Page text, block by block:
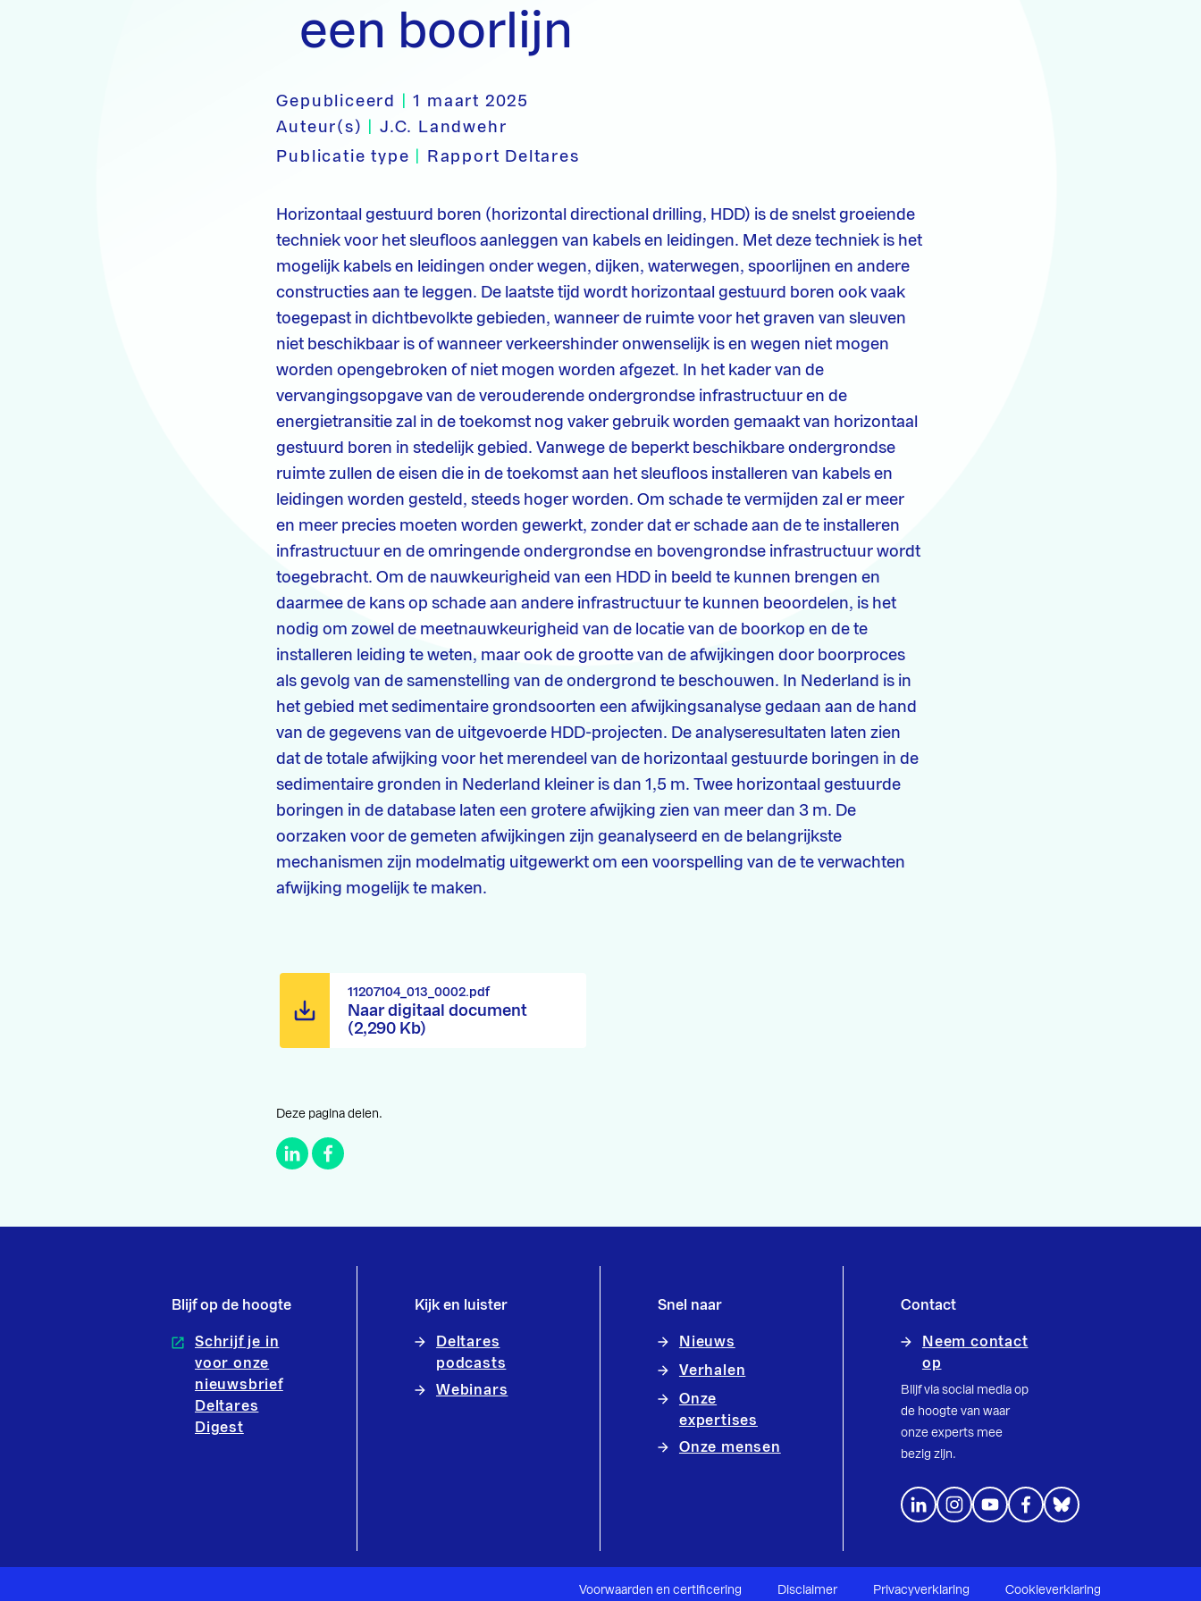
een boorlijn
Gepubliceerd |1 maart 2025
Auteur(s)
J.C. Landwehr
Publicatie type
Rapport Deltares
Horizontaal gestuurd boren (horizontal directional drilling, HDD) is de snelst groeiende
techniek voor het sleufloos aanleggen van kabels en leidingen. Met deze techniek is het
mogelijk kabels en leidingen onder wegen, dijken, waterwegen, spoorlijnen en andere
constructies aan te leggen. De laatste tijd wordt horizontaal gestuurd boren ook vaak
toegepast in dichtbevolkte gebieden, wanneer de ruimte voor het graven van sleuven
niet beschikbaar is of wanneer verkeershinder onwenselijk is en wegen niet mogen
worden opengebroken of niet mogen worden afgezet. In het kader van de
vervangingsopgave van de verouderende ondergrondse infrastructuur en de
energietransitie zal in de toekomst nog vaker gebruik worden gemaakt van horizontaal
gestuurd boren in stedelijk gebied. Vanwege de beperkt beschikbare ondergrondse
ruimte zullen de eisen die in de toekomst aan het sleufloos installeren van kabels en
leidingen worden gesteld, steeds hoger worden. Om schade te vermijden zal er meer
en meer precies moeten worden gewerkt, zonder dat er schade aan de te installeren
infrastructuur en de omringende ondergrondse en bovengrondse infrastructuur wordt
toegebracht. Om de nauwkeurigheid van een HDD in beeld te kunnen brengen en
daarmee de kans op schade aan andere infrastructuur te kunnen beoordelen, is het
nodig om zowel de meetnauwkeurigheid van de locatie van de boorkop en de te
installeren leiding te weten, maar ook de grootte van de afwijkingen door boorproces
als gevolg van de samenstelling van de ondergrond te beschouwen. In Nederland is in
het gebied met sedimentaire grondsoorten een afwijkingsanalyse gedaan aan de hand
van de gegevens van de uitgevoerde HDD-projecten. De analyseresultaten laten zien
dat de totale afwijking voor het merendeel van de horizontaal gestuurde boringen in de
sedimentaire gronden in Nederland kleiner is dan 1,5 m. Twee horizontaal gestuurde
boringen in de database laten een grotere afwijking zien van meer dan 3 m. De
oorzaken voor de gemeten afwijkingen zijn geanalyseerd en de belangrijkste
mechanismen zijn modelmatig uitgewerkt om een voorspelling van de te verwachten
afwijking mogelijk te maken.
Naar digitaal document
(2,290 Kb)
11207104_013_0002.pdf
Deze pagina delen.
Blijf op de hoogte
Schrijf je in
voor onze
nieuwsbrief
Deltares
Digest
Kijk en luister
Deltares
podcasts
Webinars
Snel naar
Nieuws
Verhalen
Onze
expertises
Onze mensen
Contact
Neem contact
op
Blijf via social media op
de hoogte van waar
onze experts mee
bezig zijn.
Voorwaarden en certificering Disclaimer Privacyverklaring Cookieverklaring